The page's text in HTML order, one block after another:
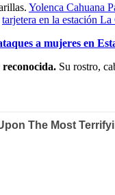
Yolenca Cahuana
tarjetera en la estación
a mujeres en
Su rostro,